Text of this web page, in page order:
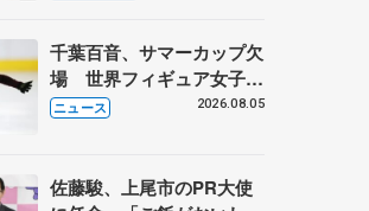
に 小林芳子さんが振り返
るスケート人生
千葉百音、サマーカップ欠
場 世界フィギュア女子2
位
ニュース 2026.08.05
佐藤駿、上尾市のPR大使